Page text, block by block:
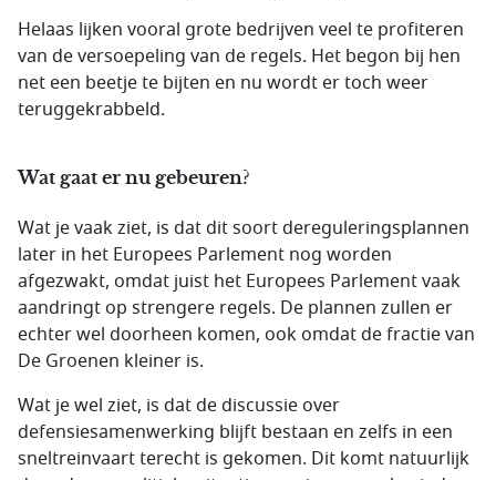
Helaas lijken vooral grote bedrijven veel te profiteren
van de versoepeling van de regels. Het begon bij hen
net een beetje te bijten en nu wordt er toch weer
teruggekrabbeld.
Wat gaat er nu gebeuren?
Wat je vaak ziet, is dat dit soort dereguleringsplannen
later in het Europees Parlement nog worden
afgezwakt, omdat juist het Europees Parlement vaak
aandringt op strengere regels. De plannen zullen er
echter wel doorheen komen, ook omdat de fractie van
De Groenen kleiner is.
Wat je wel ziet, is dat de discussie over
defensiesamenwerking blijft bestaan en zelfs in een
sneltreinvaart terecht is gekomen. Dit komt natuurlijk